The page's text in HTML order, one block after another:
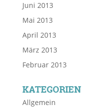
Juni 2013
Mai 2013
April 2013
März 2013
Februar 2013
KATEGORIEN
Allgemein